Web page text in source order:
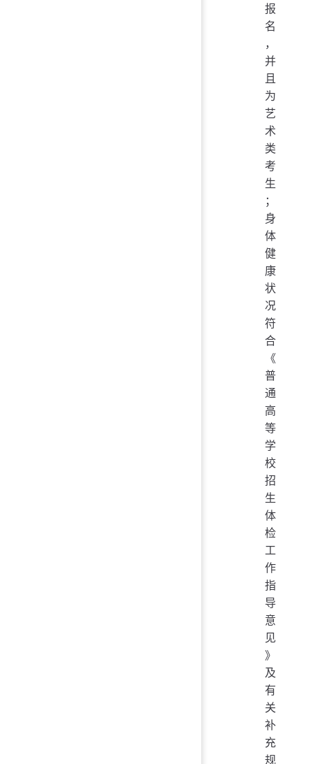
报
名
，
并
且
为
艺
术
类
考
生
；
身
体
健
康
状
况
符
合
《
普
通
高
等
学
校
招
生
体
检
工
作
指
导
意
见
》
及
有
关
补
充
规